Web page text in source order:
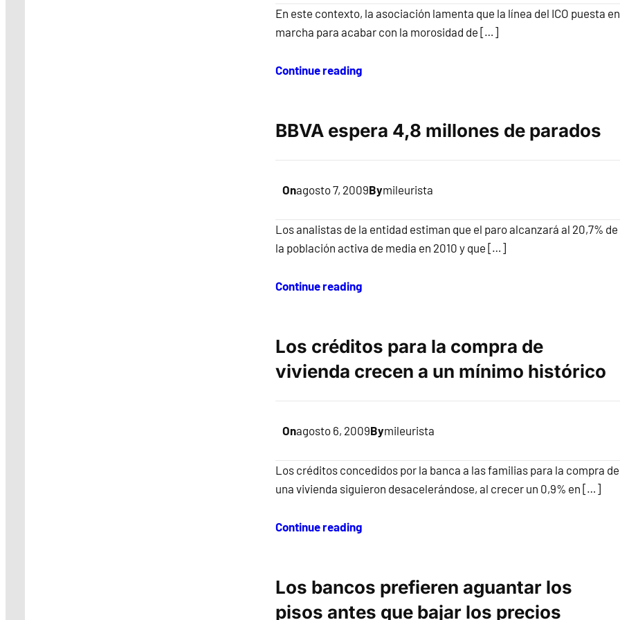
En este contexto, la asociación lamenta que la línea del ICO puesta en
marcha para acabar con la morosidad de […]
Continue reading
BBVA espera 4,8 millones de parados
Onagosto 7, 2009Bymileurista
Los analistas de la entidad estiman que el paro alcanzará al 20,7% de
la población activa de media en 2010 y que […]
Continue reading
Los créditos para la compra de
vivienda crecen a un mínimo histórico
Onagosto 6, 2009Bymileurista
Los créditos concedidos por la banca a las familias para la compra de
una vivienda siguieron desacelerándose, al crecer un 0,9% en […]
Continue reading
Los bancos prefieren aguantar los
pisos antes que bajar los precios